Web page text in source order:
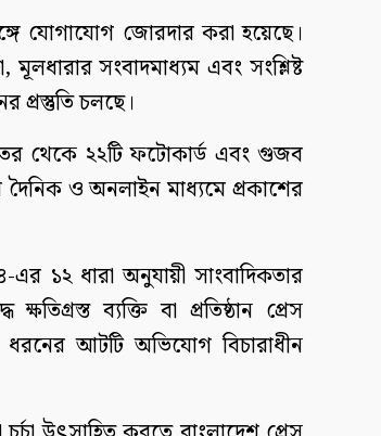
যোগাযোগ জোরদার করা হয়েছে।
মূলধারার সংবাদমাধ্যম এবং সংশ্লিষ্ট
চলছে।
থেকে ২২টি ফটোকার্ড এবং গুজব
দৈনিক ও অনলাইন মাধ্যমে প্রকাশের
১২ ধারা অনুযায়ী সাংবাদিকতার
ব্যক্তি বা প্রতিষ্ঠান প্রেস
আটটি অভিযোগ বিচারাধীন